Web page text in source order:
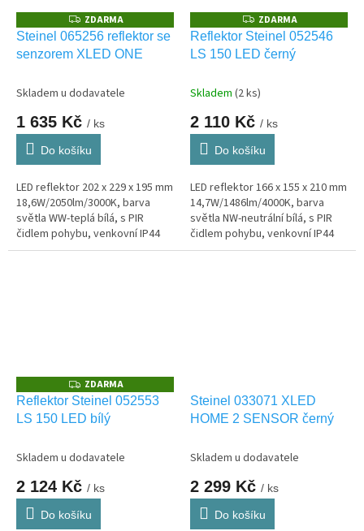
Z
D
A
R
ZDARMA
Steinel 065256 reflektor se
senzorem XLED ONE
Skladem u dodavatele
1 635 Kč / ks
Do košíku
LED reflektor 202 x 229 x 195 mm
18,6W/2050lm/3000K, barva
světla WW-teplá bílá, s PIR
čidlem pohybu, venkovní IP44
Z
D
A
R
ZDARMA
Reflektor Steinel 052546
LS 150 LED černý
Skladem (2 ks)
2 110 Kč / ks
Do košíku
LED reflektor 166 x 155 x 210 mm
14,7W/1486lm/4000K, barva
světla NW-neutrální bílá, s PIR
čidlem pohybu, venkovní IP44
Z
D
A
R
ZDARMA
Reflektor Steinel 052553
LS 150 LED bílý
Skladem u dodavatele
2 124 Kč / ks
Do košíku
Steinel 033071 XLED
HOME 2 SENSOR černý
Skladem u dodavatele
2 299 Kč / ks
Do košíku